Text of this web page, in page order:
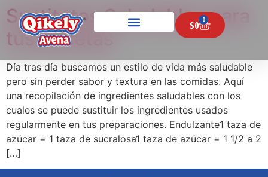
$0
0
Sustitutos Saludables para
tus Recetas
Día tras día buscamos un estilo de vida más saludable
pero sin perder sabor y textura en las comidas. Aquí
una recopilación de ingredientes saludables con los
cuales se puede sustituir los ingredientes usados
regularmente en tus preparaciones. Endulzante1 taza de
azúcar = 1 taza de sucralosa1 taza de azúcar = 1 1/2 a 2
[…]